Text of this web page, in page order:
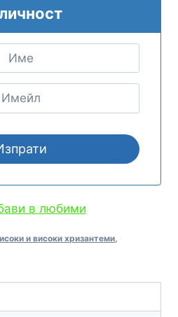
в любими
и високи хризантеми,